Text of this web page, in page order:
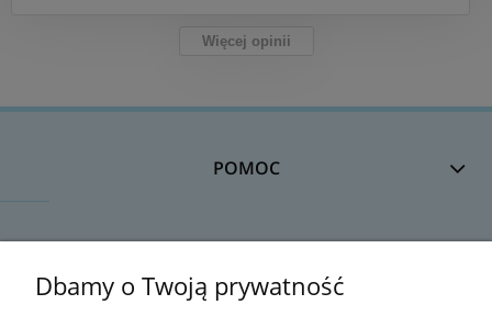
Więcej opinii
POMOC
Dbamy o Twoją prywatność